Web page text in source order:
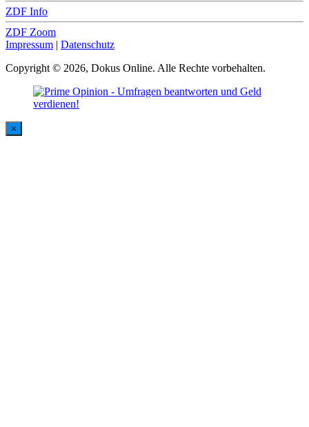
ZDF Info
ZDF Zoom
Impressum | Datenschutz
Copyright © 2026, Dokus Online. Alle Rechte vorbehalten.
×